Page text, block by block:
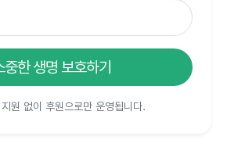
중한 생명 보호하기
원 없이 후원으로만 운영됩니다.